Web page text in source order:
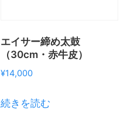
エイサー締め太鼓
（30cm・赤牛皮）
¥14,000
続きを読む